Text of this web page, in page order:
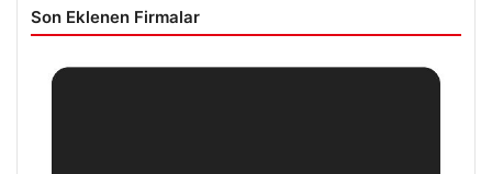
Son Eklenen Firmalar